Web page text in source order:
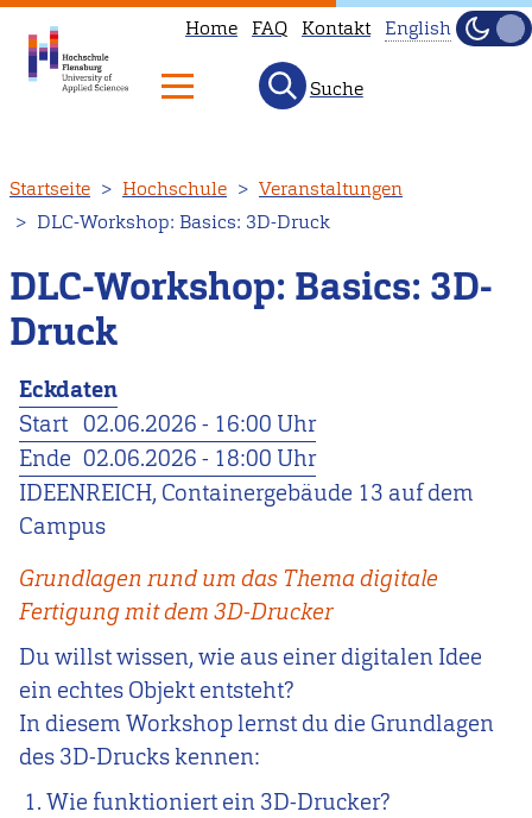
zum
Inhalt
Home FAQ Kontakt
English.
page
English
Hell
Suche
Startseite Hochschule
Veranstaltungen
DLC-Workshop: Basics: 3D-Druck
DLC-Workshop: Basics: 3D-
Druck
Eckdaten
Start 02.06.2026 - 16:00 Uhr
Ende 02.06.2026 - 18:00 Uhr
IDEENREICH, Containergebäude 13 auf dem
Campus
Grundlagen rund um das Thema digitale
Fertigung mit dem 3D-Drucker
Du willst wissen, wie aus einer digitalen Idee
ein echtes Objekt entsteht?
In diesem Workshop lernst du die Grundlagen
des 3D-Drucks kennen:
Wie funktioniert ein 3D-Drucker?